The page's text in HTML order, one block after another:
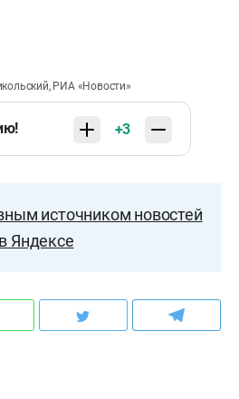
РИА «Новости»
+3
источником новостей
в Яндексе